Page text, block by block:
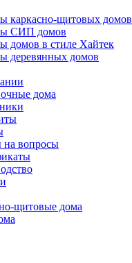
каркасно-щитовых домов
СИП домов
домов в стиле Хайтек
деревянных домов
дома
на вопросы
щитовые дома